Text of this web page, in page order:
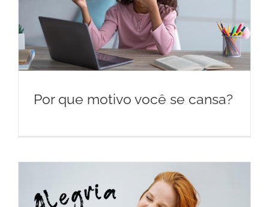
Por que motivo você se cansa?